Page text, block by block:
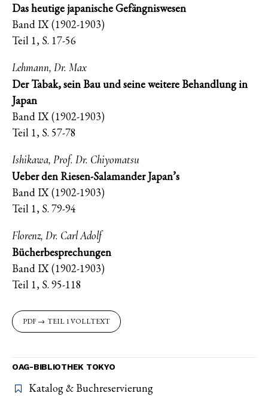
Das heutige japanische Gefängniswesen
Band IX (1902-1903)
Teil 1, S. 17-56
Lehmann, Dr. Max
Der Tabak, sein Bau und seine weitere Behandlung in
Japan
Band IX (1902-1903)
Teil 1, S. 57-78
Ishikawa, Prof. Dr. Chiyomatsu
Ueber den Riesen-Salamander Japan’s
Band IX (1902-1903)
Teil 1, S. 79-94
Florenz, Dr. Carl Adolf
Bücherbesprechungen
Band IX (1902-1903)
Teil 1, S. 95-118
TEIL 1 VOLLTEXT
OAG-BIBLIOTHEK TOKYO
Katalog & Buchreservierung